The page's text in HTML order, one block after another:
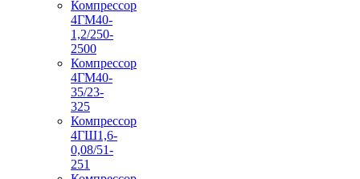
Компрессор
4ГМ40-
1,2/250-
2500
Компрессор
4ГМ40-
35/23-
325
Компрессор
4ГШ1,6-
0,08/51-
251